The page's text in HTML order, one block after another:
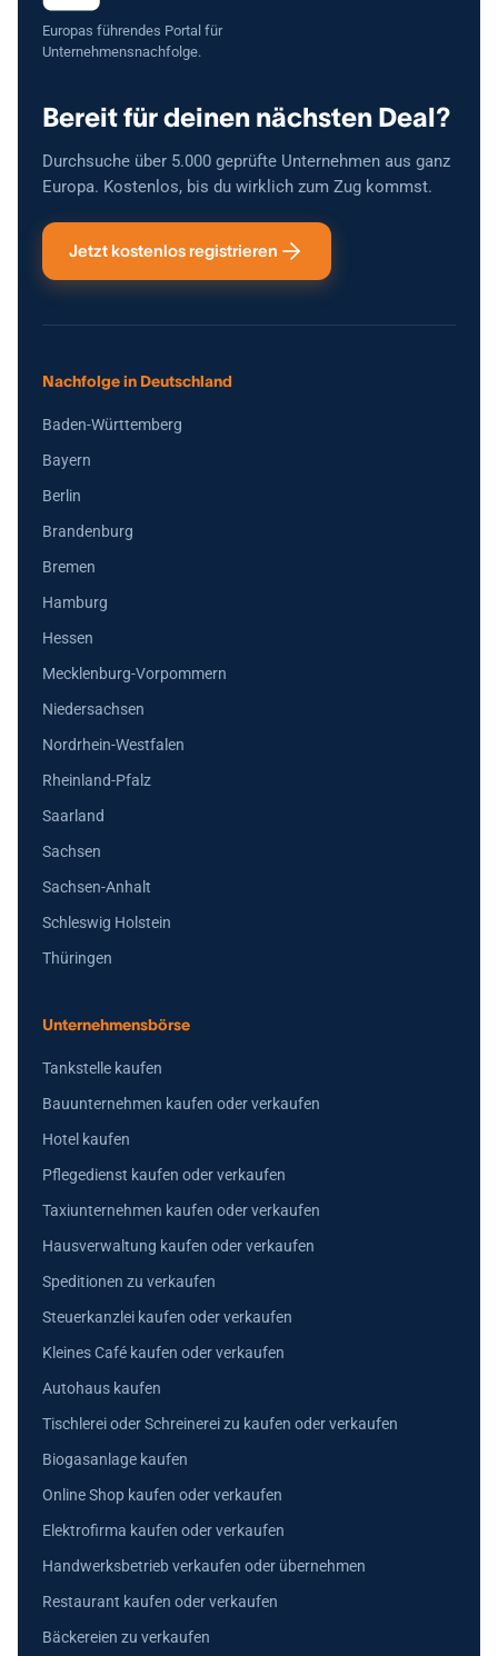
Europas führendes Portal für
Unternehmensnachfolge.
Bereit für deinen nächsten Deal?
Durchsuche über 5.000 geprüfte Unternehmen aus ganz
Europa. Kostenlos, bis du wirklich zum Zug kommst.
Jetzt kostenlos registrieren
Nachfolge in Deutschland
Baden-Württemberg
Bayern
Berlin
Brandenburg
Bremen
Hamburg
Hessen
Mecklenburg-Vorpommern
Niedersachsen
Nordrhein-Westfalen
Rheinland-Pfalz
Saarland
Sachsen
Sachsen-Anhalt
Schleswig Holstein
Thüringen
Unternehmensbörse
Tankstelle kaufen
Bauunternehmen kaufen oder verkaufen
Hotel kaufen
Pflegedienst kaufen oder verkaufen
Taxiunternehmen kaufen oder verkaufen
Hausverwaltung kaufen oder verkaufen
Speditionen zu verkaufen
Steuerkanzlei kaufen oder verkaufen
Kleines Café kaufen oder verkaufen
Autohaus kaufen
Tischlerei oder Schreinerei zu kaufen oder verkaufen
Biogasanlage kaufen
Online Shop kaufen oder verkaufen
Elektrofirma kaufen oder verkaufen
Handwerksbetrieb verkaufen oder übernehmen
Restaurant kaufen oder verkaufen
Bäckereien zu verkaufen